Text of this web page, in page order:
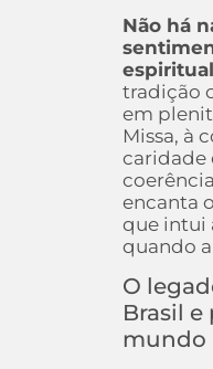
Não há
tradição
em
Missa, à
caridade
encanta
que intui
quando a
O
Brasil e
mundo